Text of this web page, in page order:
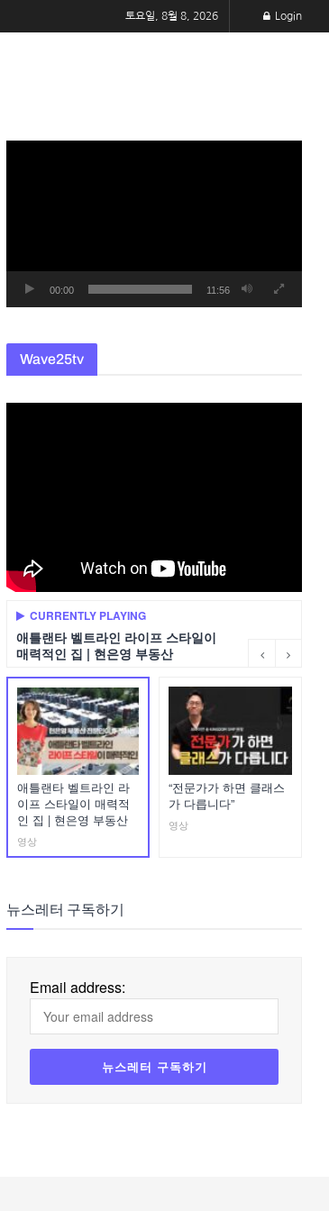
토요일, 8월 8, 2026 Login
00:00 11:56
Wave25tv
CURRENTLY PLAYING
애틀랜타 벨트라인 라이프 스타일이
매력적인 집 | 현은영 부동산
애틀랜타 벨트라인 라
이프 스타일이 매력적
인 집 | 현은영 부동산
영상
“전문가가 하면 클래스
가 다릅니다”
영상
뉴스레터 구독하기
Email address: